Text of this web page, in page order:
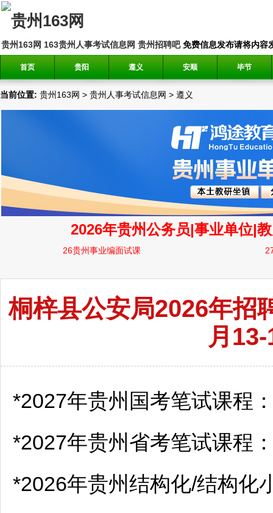
贵州163网 163贵州人事考试信息网 贵州招聘吧免费信息发布请将内容
首页 贵阳 遵义 安顺 毕节
当前位置: 贵州163网 > 贵州人事考试信息网 > 遵义
桐梓县公安局2026年招
月
*2027年贵州国考笔试课程
*2027年贵州省考笔试课程
*2026年贵州结构化/结构化